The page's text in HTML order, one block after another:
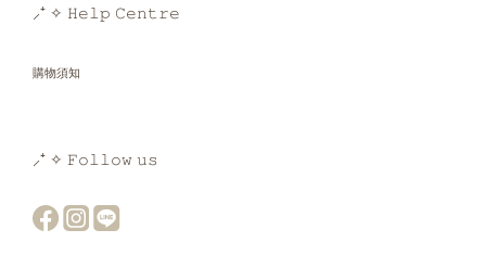
⸝⁺ ✧ 𝙷𝚎𝚕𝚙 𝙲𝚎𝚗𝚝𝚛𝚎
購物須知
⸝⁺ ✧ 𝙵𝚘𝚕𝚕𝚘𝚠 𝚞𝚜